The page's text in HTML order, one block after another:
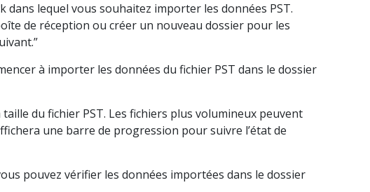
dans lequel vous souhaitez importer les données PST.
de réception ou créer un nouveau dossier pour les
à importer les données du fichier PST dans le dossier
du fichier PST. Les fichiers plus volumineux peuvent
une barre de progression pour suivre l’état de
pouvez vérifier les données importées dans le dossier